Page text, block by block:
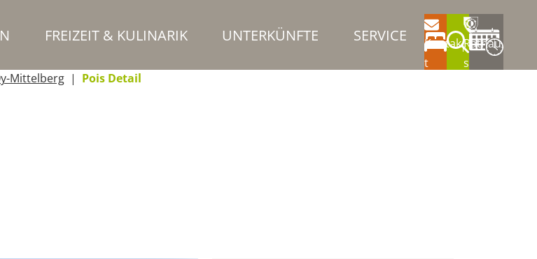
FREIZEIT & KULINARIK UNTERKÜNFTE SERVICE
Kontak
t
Rathau
s
Mittelberg
Pois Detail